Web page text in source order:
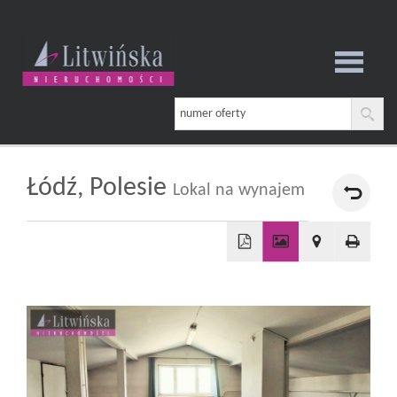
Strona
główna
O
firmie
Oferta
Łódź, Polesie Lokal na wynajem
−